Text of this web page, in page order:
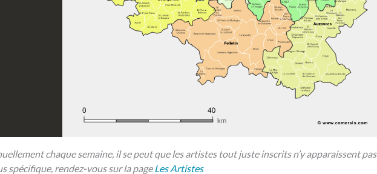
chaque semaine, il se peut que les artistes tout juste inscrits n’y apparaissent pas
spécifique, rendez-vous sur la pageLes Artistes